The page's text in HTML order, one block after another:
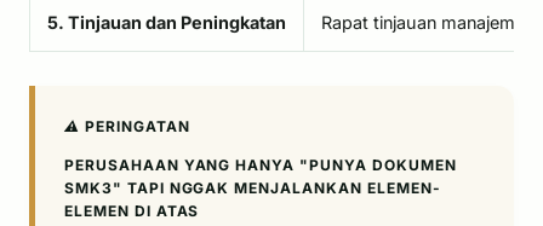
5. Tinjauan dan Peningkatan Rapat tinjauan
⚠️ PERINGATAN
PERUSAHAAN YANG HANYA "PUNYA DOKUMEN
SMK3" TAPI NGGAK MENJALANKAN ELEMEN-
ELEMEN DI ATAS